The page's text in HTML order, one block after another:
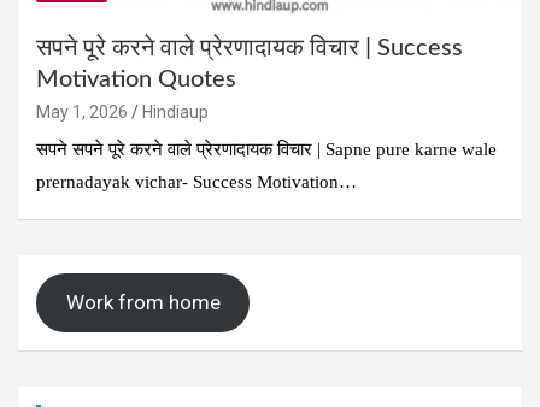
सपने पूरे करने वाले प्रेरणादायक विचार | Success
Motivation Quotes
May 1, 2026
Hindiaup
सपने सपने पूरे करने वाले प्रेरणादायक विचार | Sapne pure karne wale
prernadayak vichar- Success Motivation…
Work from home